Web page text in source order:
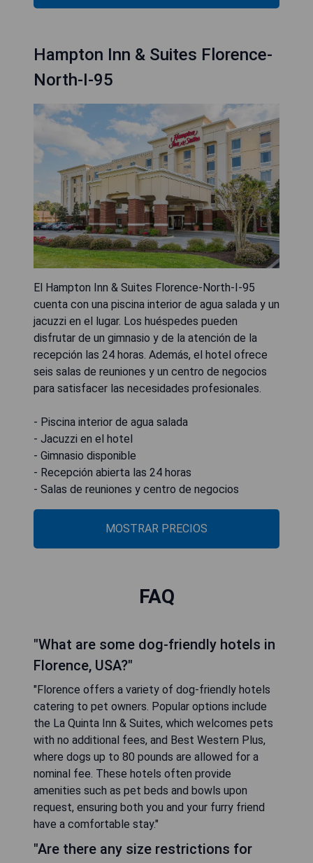
Hampton Inn & Suites Florence-
North-I-95
El Hampton Inn & Suites Florence-North-I-95
cuenta con una piscina interior de agua salada y un
jacuzzi en el lugar. Los huéspedes pueden
disfrutar de un gimnasio y de la atención de la
recepción las 24 horas. Además, el hotel ofrece
seis salas de reuniones y un centro de negocios
para satisfacer las necesidades profesionales.
- Piscina interior de agua salada
- Jacuzzi en el hotel
- Gimnasio disponible
- Recepción abierta las 24 horas
- Salas de reuniones y centro de negocios
MOSTRAR PRECIOS
FAQ
"What are some dog-friendly hotels in
Florence, USA?"
"Florence offers a variety of dog-friendly hotels
catering to pet owners. Popular options include
the La Quinta Inn & Suites, which welcomes pets
with no additional fees, and Best Western Plus,
where dogs up to 80 pounds are allowed for a
nominal fee. These hotels often provide
amenities such as pet beds and bowls upon
request, ensuring both you and your furry friend
have a comfortable stay."
"Are there any size restrictions for